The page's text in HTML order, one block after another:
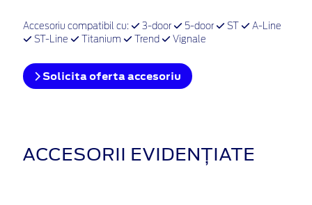
Accesoriu compatibil cu: 3-door 5-door ST
A-Line
ST-Line
Titanium Trend Vignale
Solicita oferta accesoriu
ACCESORII EVIDENȚIATE